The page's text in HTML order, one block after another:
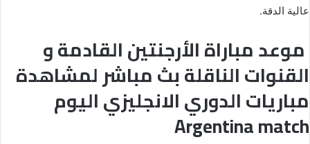
عالية الدقة.
موعد مباراة الأرجنتين القادمة و
القنوات الناقلة بث مباشر لمشاهدة
مباريات الدوري الانجليزي اليوم
Argentina match